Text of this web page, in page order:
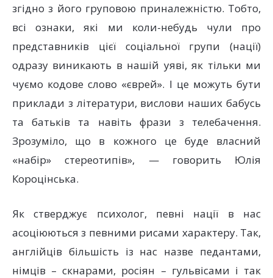
згідно з його груповою приналежністю. Тобто,
всі ознаки, які ми коли-небудь чули про
представників цієї соціальної групи (нації)
одразу виникають в нашій уяві, як тільки ми
чуємо кодове слово «єврей». І це можуть бути
приклади з літератури, вислови наших бабусь
та батьків та навіть фрази з телебачення.
Зрозуміло, що в кожного це буде власний
«набір» стереотипів», — говорить Юлія
Короцінська.
Як стверджує психолог, певні нації в нас
асоціюються з певними рисами характеру. Так,
англійців більшість із нас назве педантами,
німців – скнарами, росіян – гульвісами і так